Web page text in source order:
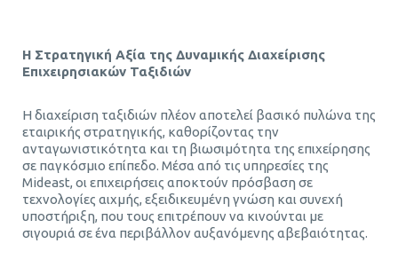
Η Στρατηγική Αξία της Δυναμικής Διαχείρισης
Επιχειρησιακών Ταξιδιών
Η διαχείριση ταξιδιών πλέον αποτελεί βασικό πυλώνα της
εταιρικής στρατηγικής, καθορίζοντας την
ανταγωνιστικότητα και τη βιωσιμότητα της επιχείρησης
σε παγκόσμιο επίπεδο. Μέσα από τις υπηρεσίες της
Mideast, οι επιχειρήσεις αποκτούν πρόσβαση σε
τεχνολογίες αιχμής, εξειδικευμένη γνώση και συνεχή
υποστήριξη, που τους επιτρέπουν να κινούνται με
σιγουριά σε ένα περιβάλλον αυξανόμενης αβεβαιότητας.